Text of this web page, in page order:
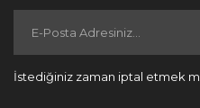
İstediğiniz zaman iptal etmek